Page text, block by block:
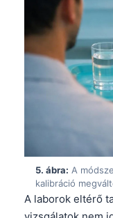
5. ábra: A
kalibráció
A laborok eltérő